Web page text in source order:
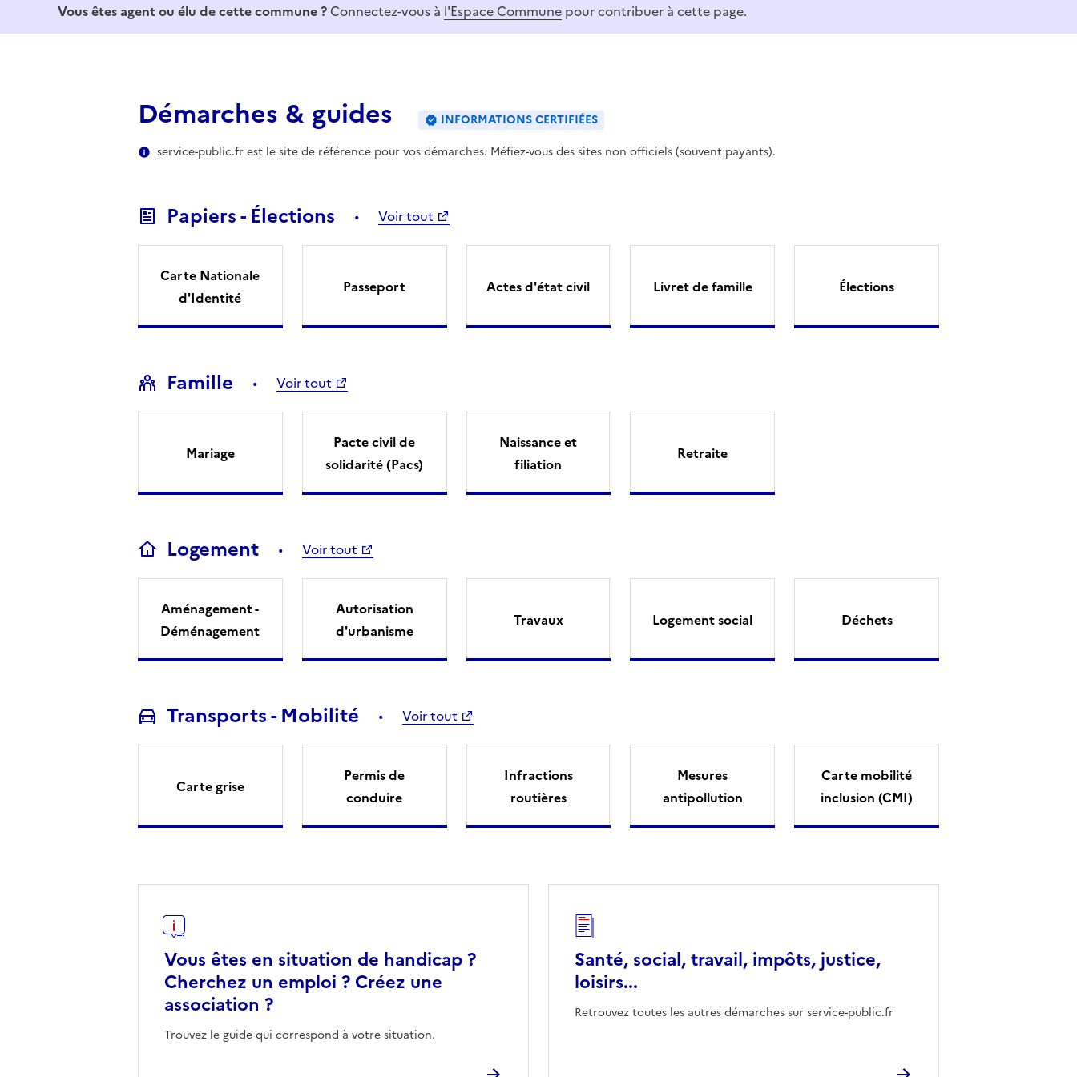
Vous êtes agent ou élu de cette commune ? Connectez-vous à l'Espace Commune pour contribuer à cette page.
Démarches & guides
INFORMATIONS CERTIFIÉES
service-public.fr est le site de référence pour vos démarches. Méfiez-vous des sites non officiels (souvent payants).
Papiers - Élections Voir tout
Carte Nationale
d'Identité
Passeport Actes d'état civil Livret de famille Élections
Famille Voir tout
Mariage
Pacte civil de
solidarité (Pacs)
Naissance et
filiation
Retraite
Logement Voir tout
Aménagement -
Déménagement
Autorisation
d'urbanisme
Travaux Logement social Déchets
Transports - Mobilité Voir tout
Carte grise
Permis de
conduire
Infractions
routières
Mesures
antipollution
Carte mobilité
inclusion (CMI)
Vous êtes en situation de handicap ?
Cherchez un emploi ? Créez une
association ?
Trouvez le guide qui correspond à votre situation.
Santé, social, travail, impôts, justice,
loisirs...
Retrouvez toutes les autres démarches sur service-public.fr